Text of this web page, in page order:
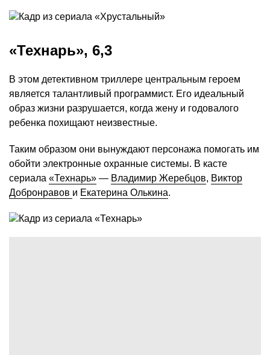
«Технарь», 6,3
В этом детективном триллере центральным героем
является талантливый программист. Его идеальный
образ жизни разрушается, когда жену и годовалого
ребенка похищают неизвестные.
Таким образом они вынуждают персонажа помогать им
обойти электронные охранные системы. В касте
сериала «Технарь» — Владимир Жеребцов, Виктор
Добронравов и Екатерина Олькина.